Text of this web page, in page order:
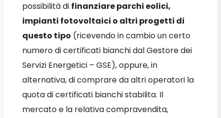
possibilità di finanziare parchi eolici,
impianti fotovoltaici o altri progetti di
questo tipo (ricevendo in cambio un certo
numero di certificati bianchi dal Gestore dei
Servizi Energetici – GSE), oppure, in
alternativa, di comprare da altri operatori la
quota di certificati bianchi stabilita. Il
mercato e la relativa compravendita,